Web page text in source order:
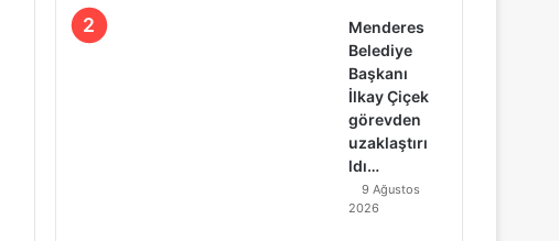
Menderes
Belediye
Başkanı
İlkay Çiçek
görevden
uzaklaştırı
ldı…
9 Ağustos
2026